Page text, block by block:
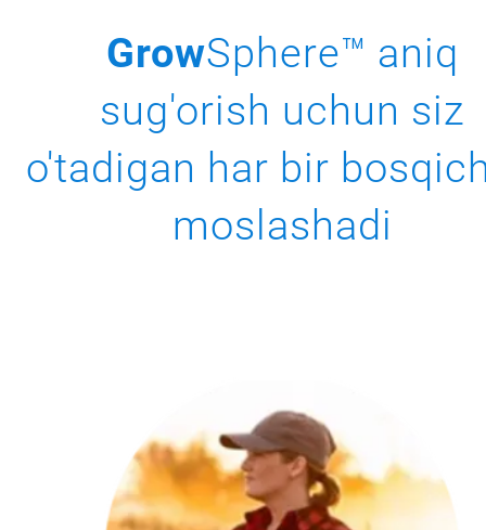
GrowSphere™ aniq
sug'orish uchun siz
o'tadigan har bir
moslashadi